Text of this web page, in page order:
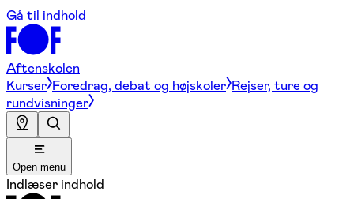
Gå til indhold
Aftenskolen
Kurser Foredrag, debat og højskoler Rejser, ture og
rundvisninger
Open menu
Indlæser indhold